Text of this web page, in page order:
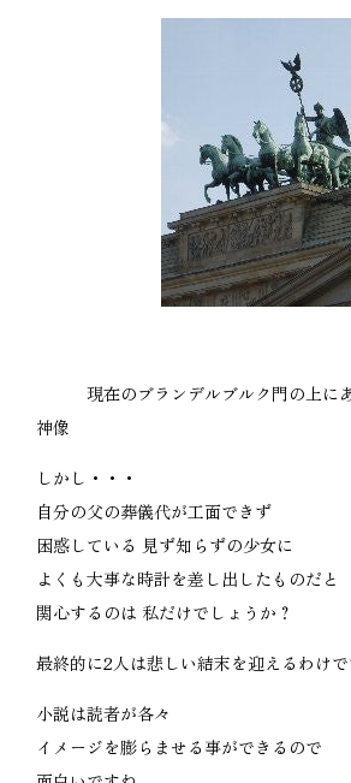
現在のブランデルブルク門の上にあ
神像
しかし・・・
自分の父の葬儀代が工面できず
困惑している 見ず知らずの少女に
よくも大事な時計を差し出したものだと
関心するのは 私だけでしょうか？
最終的に2人は悲しい結末を迎えるわけで
小説は読者が各々
イメージを膨らませる事ができるので